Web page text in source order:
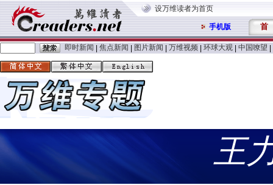
设万维读者为首页
手机版 首
即时新闻 焦点新闻 图片新闻 万维视频 环球大观 中国嘹望
王